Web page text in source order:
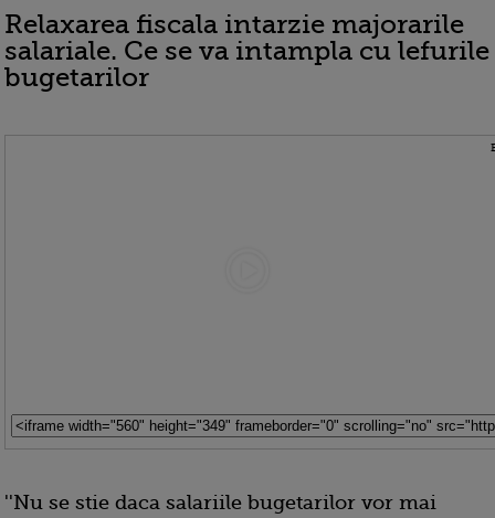
Relaxarea fiscala intarzie majorarile
salariale. Ce se va intampla cu lefurile
bugetarilor
''Nu se stie daca salariile bugetarilor vor mai